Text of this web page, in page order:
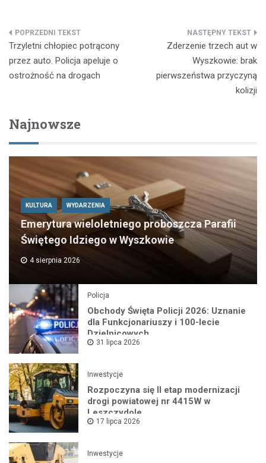
Nawigacja
wpisu
Trzyletni chłopiec potrącony
przez auto. Policja apeluje o
ostrożność na drogach
Zderzenie trzech aut w
Wyszkowie: brak
pierwszeństwa przyczyną
kolizji
Najnowsze
KULTURA WYDARZENIA
Emerytura wieloletniego proboszcza Parafii
Świętego Idziego w Wyszkowie
4 sierpnia 2026
Policja
Obchody Święta Policji 2026: Uznanie
dla Funkcjonariuszy i 100-lecie
Dzielnicowych
31 lipca 2026
Inwestycje
Rozpoczyna się II etap modernizacji
drogi powiatowej nr 4415W w
Leszczydole
17 lipca 2026
Inwestycje